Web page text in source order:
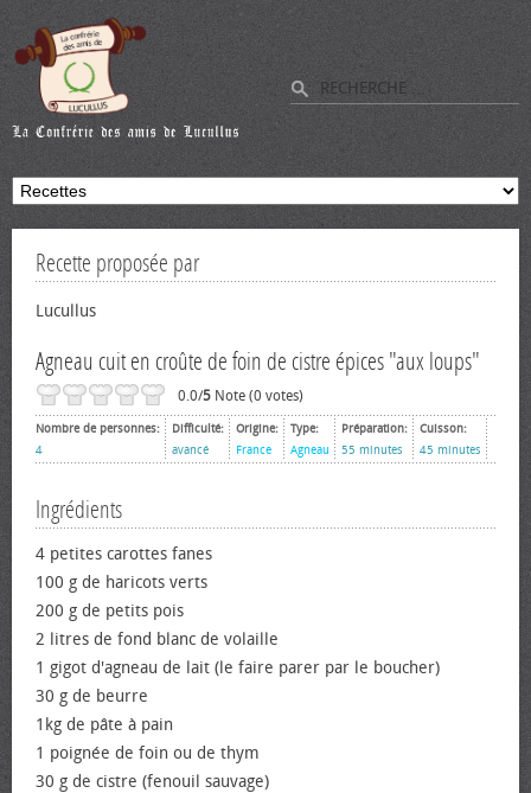
Recette proposée par
Lucullus
Agneau cuit en croûte de foin de cistre épices "aux loups"
0.0/5 Note (0 votes)
Nombre de personnes:
4
Difficulté:
avancé
Origine:
France
Type:
Agneau
Préparation:
55 minutes
Cuisson:
45 minutes
Ingrédients
4 petites carottes fanes
100 g de haricots verts
200 g de petits pois
2 litres de fond blanc de volaille
1 gigot d'agneau de lait (le faire parer par le boucher)
30 g de beurre
1kg de pâte à pain
1 poignée de foin ou de thym
30 g de cistre (fenouil sauvage)